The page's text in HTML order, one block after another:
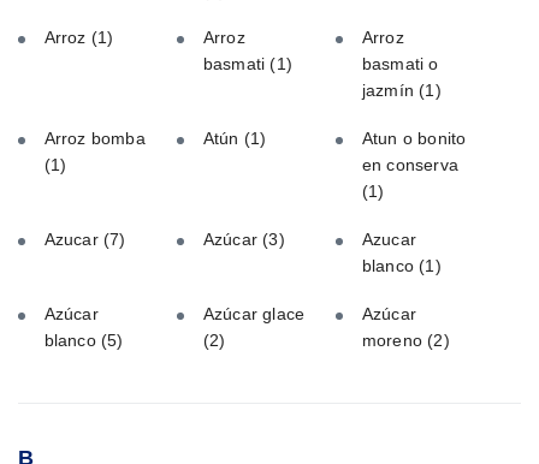
Arroz (1)
Arroz
basmati(1)
Arroz
basmati o
jazmín(1)
Arroz bomba
(1)
Atún (1)
Atun o bonito
en conserva
(1)
Azucar (7) Azúcar(3)
Azucar
blanco(1)
Azúcar
blanco (5)
Azúcar glace
(2)
Azúcar
moreno(2)
B